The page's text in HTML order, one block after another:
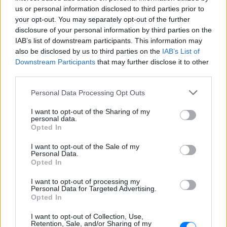
us or personal information disclosed to third parties prior to
your opt-out. You may separately opt-out of the further
disclosure of your personal information by third parties on the
IAB’s list of downstream participants. This information may
also be disclosed by us to third parties on the IAB’s List of
Downstream Participants that may further disclose it to other
Personal Data Processing Opt Outs
I want to opt-out of the Sharing of my
personal data.
Opted In
I want to opt-out of the Sale of my
Personal Data.
Opted In
I want to opt-out of processing my
Personal Data for Targeted Advertising.
Opted In
I want to opt-out of Collection, Use,
Retention, Sale, and/or Sharing of my
«busification»
ΣΉΜΕΡΑ
Βίντεο που φέρεται να δείχνει βίαιη
μεταφορά άνδρα για στρατιωτική
επιστράτευση στην Ουκρανία
επαναφέρει τη συζήτηση για το λεγόμενο
«busification».
Ουκρανία: Βίντεο σοκ με
19χρονο να οδηγείται με τη βία
για επιστράτευση ‑ Τι είναι το
«busification»
μεταφορά άνδρα για στρατιωτική
επιστράτευση στην Ουκρανία
Πάρο: 4χρονος έχασε τη ζωή
του σε πισίνα beach bar –
ανασύρει